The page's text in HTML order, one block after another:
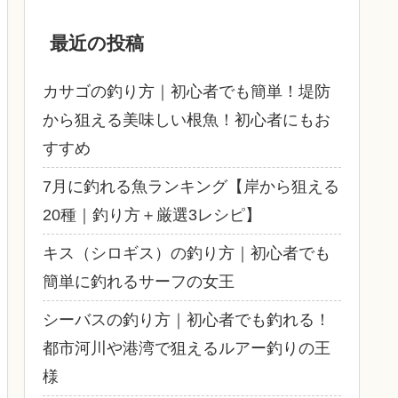
最近の投稿
カサゴの釣り方｜初心者でも簡単！堤防
から狙える美味しい根魚！初心者にもお
すすめ
7月に釣れる魚ランキング【岸から狙える
20種｜釣り方＋厳選3レシピ】
キス（シロギス）の釣り方｜初心者でも
簡単に釣れるサーフの女王
シーバスの釣り方｜初心者でも釣れる！
都市河川や港湾で狙えるルアー釣りの王
様